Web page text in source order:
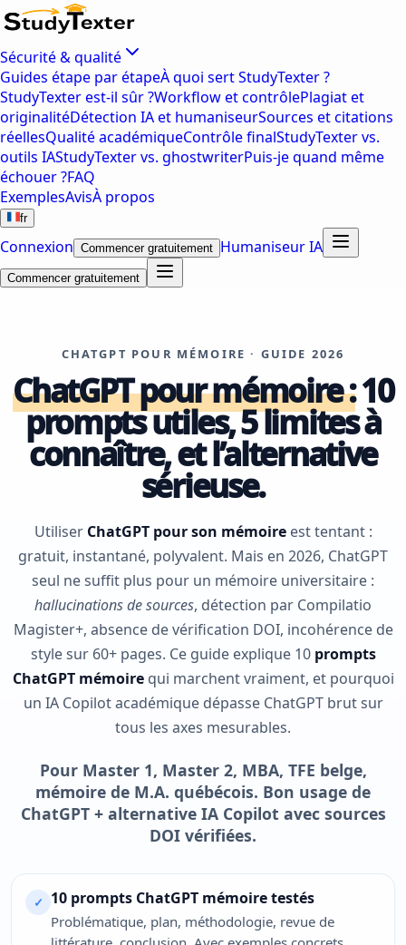
Sécurité & qualité
Guides étape par étapeÀ quoi sert StudyTexter ?
StudyTexter est-il sûr ?Workflow et contrôlePlagiat et
originalitéDétection IA et humaniseurSources et citations
réellesQualité académiqueContrôle finalStudyTexter vs.
outils IAStudyTexter vs. ghostwriterPuis-je quand même
échouer ?FAQ
ExemplesAvisÀ propos
fr
Connexion Commencer gratuitement Humaniseur IA
Commencer gratuitement
CHATGPT POUR MÉMOIRE · GUIDE 2026
ChatGPT pour mémoire :10
prompts utiles, 5 limites à
connaître, et l’alternative
sérieuse.
Utiliser ChatGPT pour son mémoireest tentant :
gratuit, instantané, polyvalent. Mais en 2026, ChatGPT
seul ne suffit plus pour un mémoire universitaire :
hallucinations de sources, détection par Compilatio
Magister+, absence de vérification DOI, incohérence de
style sur 60+ pages. Ce guide explique 10 prompts
ChatGPT mémoirequi marchent vraiment, et pourquoi
un IA Copilot académique dépasse ChatGPT brut sur
tous les axes mesurables.
Pour Master 1, Master 2, MBA, TFE belge,
mémoire de M.A. québécois. Bon usage de
ChatGPT + alternative IA Copilot avec sources
DOI vérifiées.
✓ 10 prompts ChatGPT mémoire testés
Problématique, plan, méthodologie, revue de